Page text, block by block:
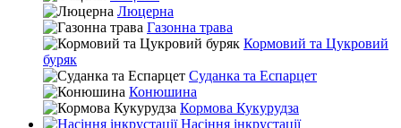
Люцерна
Газонна трава
Кормовий та Цукровий
буряк
Суданка та Еспарцет
Конюшина
Кормова Кукурудза
Насіння інкрустації